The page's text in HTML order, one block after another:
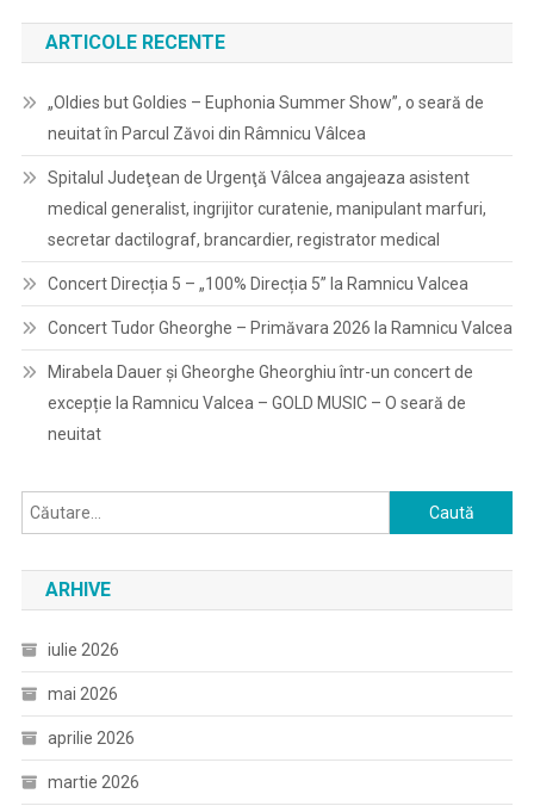
ARTICOLE RECENTE
„Oldies but Goldies – Euphonia Summer Show”, o seară de
neuitat în Parcul Zăvoi din Râmnicu Vâlcea
Spitalul Judeţean de Urgenţă Vâlcea angajeaza asistent
medical generalist, ingrijitor curatenie, manipulant marfuri,
secretar dactilograf, brancardier, registrator medical
Concert Direcția 5 – „100% Direcția 5” la Ramnicu Valcea
Concert Tudor Gheorghe – Primăvara 2026 la Ramnicu Valcea
Mirabela Dauer și Gheorghe Gheorghiu într-un concert de
excepție la Ramnicu Valcea – GOLD MUSIC – O seară de
neuitat
Caută
după:
ARHIVE
iulie 2026
mai 2026
aprilie 2026
martie 2026